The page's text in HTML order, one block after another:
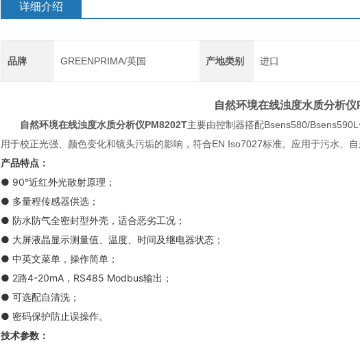
详细介绍
品牌 GREENPRIMA/英国 产地类别 进口
自然环境在线浊度水质分析仪
自然环境在线浊度水质分析仪PM8202T主要由控制器搭配Bsens580/
用于校正光强、颜色变化和镜头污垢的影响，符合EN Iso7027标准。应用于污水、
产品特点：
● 90°近红外光散射原理；
● 多量程传感器供选；
● 防水防气全密封型外壳，适合恶劣工况；
● 大屏液晶显示测量值、温度、时间及继电器状态；
● 中英文菜单，操作简单；
● 2路4-20mA，RS485 Modbus输出；
● 可选配自清洗；
● 密码保护防止误操作。
技术参数：